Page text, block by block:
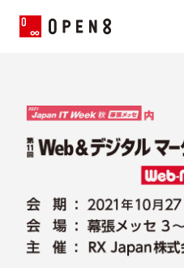
代表メッセージ
会社概要
沿革
News
おしらせ
広報 BLOG
TECH BLOG
Service
Video BRAIN
Open BRAIN
Technology